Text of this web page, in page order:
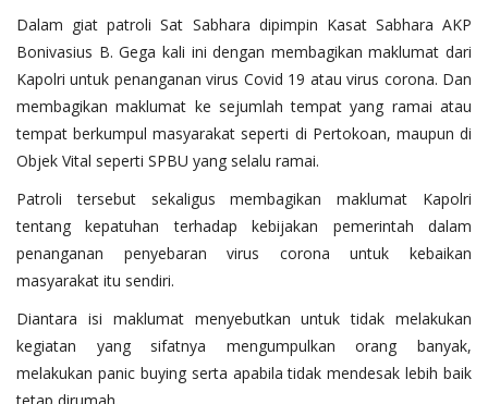
Dalam giat patroli Sat Sabhara dipimpin Kasat Sabhara AKP
Bonivasius B. Gega kali ini dengan membagikan maklumat dari
Kapolri untuk penanganan virus Covid 19 atau virus corona. Dan
membagikan maklumat ke sejumlah tempat yang ramai atau
tempat berkumpul masyarakat seperti di Pertokoan, maupun di
Objek Vital seperti SPBU yang selalu ramai.
Patroli tersebut sekaligus membagikan maklumat Kapolri
tentang kepatuhan terhadap kebijakan pemerintah dalam
penanganan penyebaran virus corona untuk kebaikan
masyarakat itu sendiri.
Diantara isi maklumat menyebutkan untuk tidak melakukan
kegiatan yang sifatnya mengumpulkan orang banyak,
melakukan panic buying serta apabila tidak mendesak lebih baik